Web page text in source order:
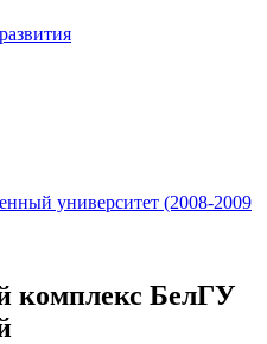
университет (2008-2009
комплекс БелГУ